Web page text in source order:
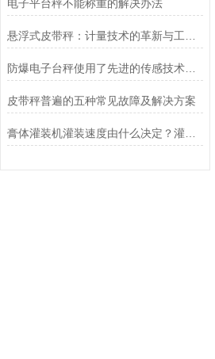
电子平台秤不能称重的解决办法
防爆电子台秤使用了先进的传感技术和数据处理算法
皮带秤普遍的五种常见故障及解决方案